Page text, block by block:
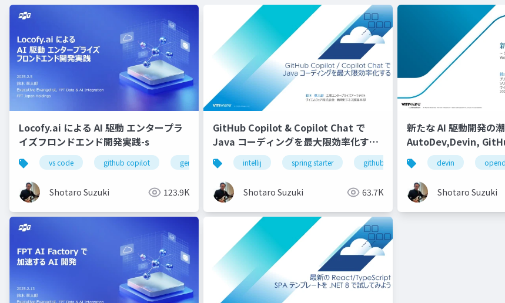
Locofy.ai による AI 駆動 エンタープラ
イズフロンドエンド開発実践-s
vs code github copilot gemini locofy.ai figma enterprise ui/ux designer &
Shotaro Suzuki 123.9K
GitHub Copilot & Copilot Chat で
Java コーディングを最大限効率化する-
配布用intellij spring starter github github copilot
Shotaro Suzuki 63.7K
新たな AI 駆動開発の
AutoDev,Devin,
Workspace等)
devin
Shotaro Suzuki